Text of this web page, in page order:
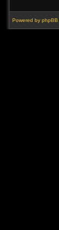
Powered by phpBB